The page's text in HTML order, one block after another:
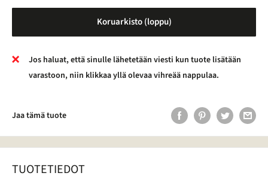
Koruarkisto (loppu)
Jos haluat, että sinulle lähetetään viesti kun tuote lisätään
varastoon, niin klikkaa yllä olevaa vihreää nappulaa.
Jaa tämä tuote
TUOTETIEDOT